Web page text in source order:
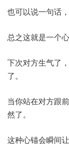
也可以说一句话
总之这就是一个心
下次对方生气了
了。
当你站在对方跟
然了。
这种心锚会瞬间